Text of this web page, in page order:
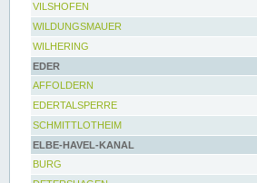
VILSHOFEN
WILDUNGSMAUER
WILHERING
EDER
AFFOLDERN
EDERTALSPERRE
SCHMITTLOTHEIM
ELBE-HAVEL-KANAL
BURG